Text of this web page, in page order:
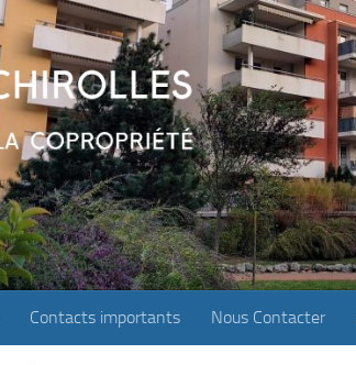
Contacts importants Nous Contacter